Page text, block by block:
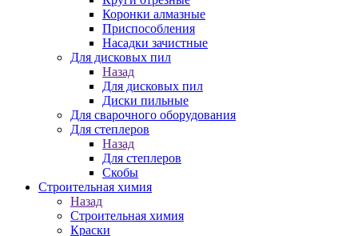
Коронки алмазные
Приспособления
Насадки зачистные
Для дисковых пил
Назад
Для дисковых пил
Диски пильные
Для сварочного оборудования
Для степлеров
Назад
Для степлеров
Скобы
Строительная химия
Назад
Строительная химия
Краски